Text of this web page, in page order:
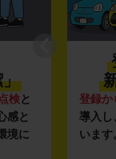
」
検と
感と
境に
登録か
導入し
います